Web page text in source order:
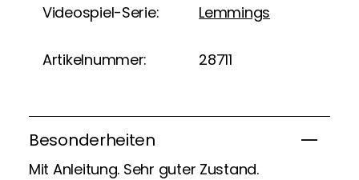
Videospiel-Serie: Lemmings
Artikelnummer: 28711
Besonderheiten
Mit Anleitung. Sehr guter Zustand.